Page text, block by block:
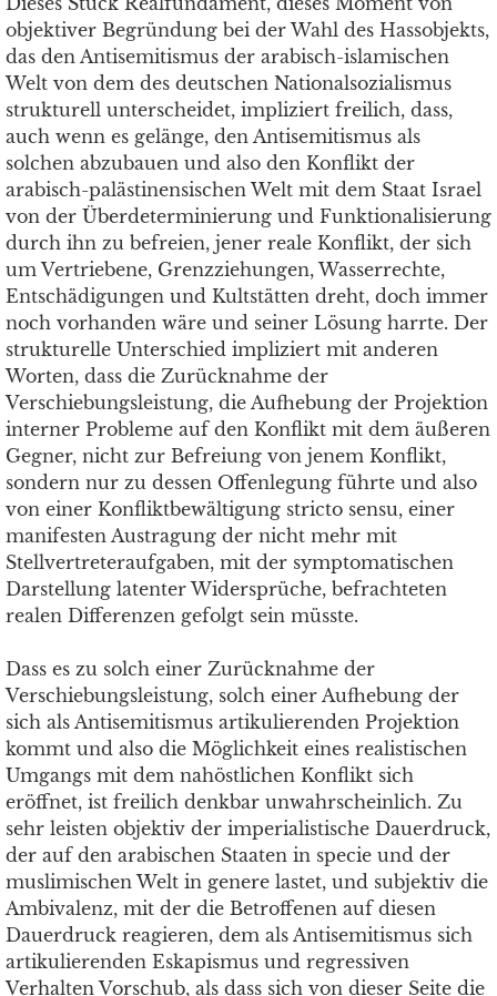
objektiver Begründung bei der Wahl des Hassobjekts,
das den Antisemitismus der arabisch-islamischen
Welt von dem des deutschen Nationalsozialismus
strukturell unterscheidet, impliziert freilich, dass,
auch wenn es gelänge, den Antisemitismus als
solchen abzubauen und also den Konflikt der
arabisch-palästinensischen Welt mit dem Staat Israel
von der Überdeterminierung und Funktionalisierung
durch ihn zu befreien, jener reale Konflikt, der sich
um Vertriebene, Grenzziehungen, Wasserrechte,
Entschädigungen und Kultstätten dreht, doch immer
noch vorhanden wäre und seiner Lösung harrte. Der
strukturelle Unterschied impliziert mit anderen
Worten, dass die Zurücknahme der
Verschiebungsleistung, die Aufhebung der Projektion
interner Probleme auf den Konflikt mit dem äußeren
Gegner, nicht zur Befreiung von jenem Konflikt,
sondern nur zu dessen Offenlegung führte und also
von einer Konfliktbewältigung stricto sensu, einer
manifesten Austragung der nicht mehr mit
Stellvertreteraufgaben, mit der symptomatischen
Darstellung latenter Widersprüche, befrachteten
realen Differenzen gefolgt sein müsste.
Dass es zu solch einer Zurücknahme der
Verschiebungsleistung, solch einer Aufhebung der
sich als Antisemitismus artikulierenden Projektion
kommt und also die Möglichkeit eines realistischen
Umgangs mit dem nahöstlichen Konflikt sich
eröffnet, ist freilich denkbar unwahrscheinlich. Zu
sehr leisten objektiv der imperialistische Dauerdruck,
der auf den arabischen Staaten in specie und der
muslimischen Welt in genere lastet, und subjektiv die
Ambivalenz, mit der die Betroffenen auf diesen
Dauerdruck reagieren, dem als Antisemitismus sich
artikulierenden Eskapismus und regressiven
Verhalten Vorschub, als dass sich von dieser Seite die